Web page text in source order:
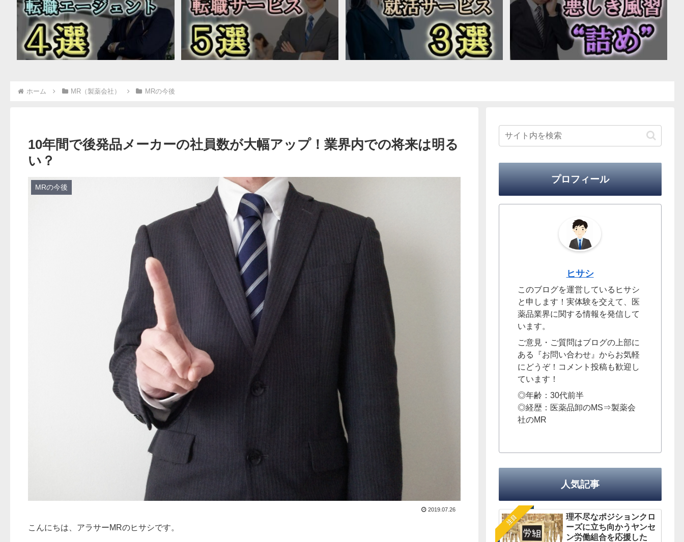
ホーム MR（製薬会社） MRの今後
10年間で後発品メーカーの社員数が大幅アップ！業界内での将来は明る
い？
MRの今後
2019.07.26
こんにちは、アラサーMRのヒサシです。
プロフィール
ヒサシ
このブログを運営しているヒサシ
と申します！実体験を交えて、医
薬品業界に関する情報を発信して
います。
ご意見・ご質問はブログの上部に
ある『お問い合わせ』からお気軽
にどうぞ！コメント投稿も歓迎し
ています！
◎年齢：30代前半
◎経歴：医薬品卸のMS⇒製薬会
社のMR
人気記事
注目
理不尽なポジションクロ
ーズに立ち向かうヤンセ
ン労働組合を応援した